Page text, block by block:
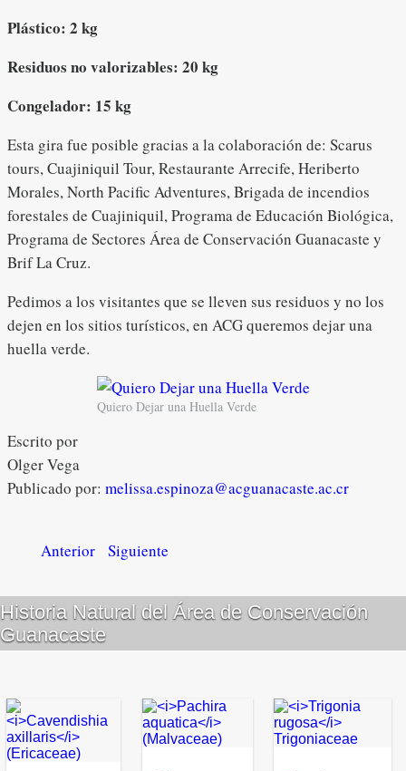
Plástico: 2 kg
Residuos no valorizables: 20 kg
Congelador: 15 kg
Esta gira fue posible gracias a la colaboración de: Scarus
tours, Cuajiniquil Tour, Restaurante Arrecife, Heriberto
Morales, North Pacific Adventures, Brigada de incendios
forestales de Cuajiniquil, Programa de Educación Biológica,
Programa de Sectores Área de Conservación Guanacaste y
Brif La Cruz.
Pedimos a los visitantes que se lleven sus residuos y no los
dejen en los sitios turísticos, en ACG queremos dejar una
huella verde.
Quiero Dejar una Huella Verde
Escrito por
Olger Vega
Publicado por: melissa.espinoza@acguanacaste.ac.cr
Anterior Siguiente
Historia Natural del Área de Conservación
Guanacaste